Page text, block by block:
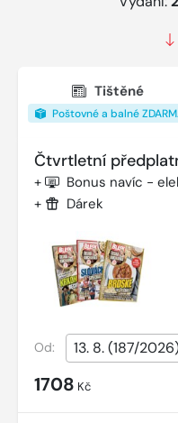
Tištěné
Poštovné a balné
Čtvrtletní
+ Bonus navíc -
+ Dárek
Od:
1708 Kč